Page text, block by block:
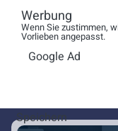
Tel.: +49 30
E-Mail:
Werbung
Wenn Sie zustimmen,
Vorlieben angepasst.
Google Ad
Speichern